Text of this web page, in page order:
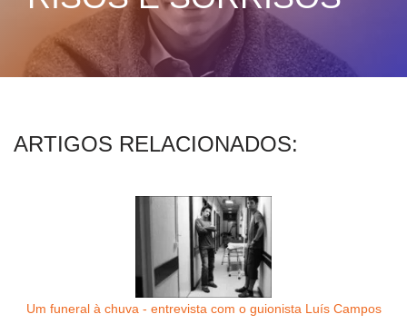
ARTIGOS RELACIONADOS:
Um funeral à chuva - entrevista com o guionista Luís Campos